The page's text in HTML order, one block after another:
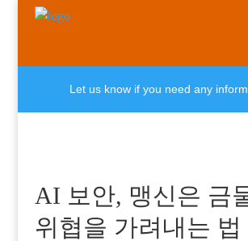
Let us know if you need any
AI 보안, 맹신은 금
위협을 가려내는 법